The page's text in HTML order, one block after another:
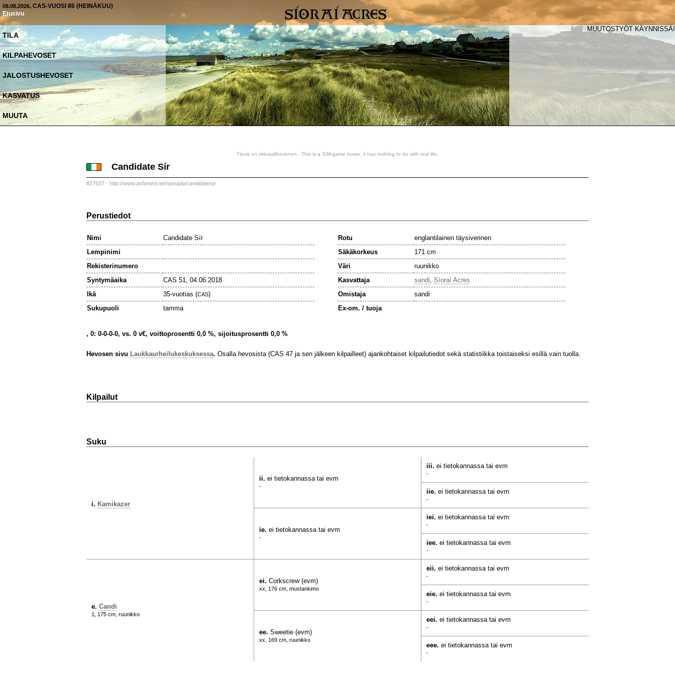
08.08.2026, CAS-VUOSI 86 (HEINÄKUU)
Etusivu
TILA
KILPAHEVOSET
JALOSTUSHEVOSET
KASVATUS
MUUTA
MUUTOSTYÖT KÄYNNISSÄ!
Tämä on virtuaalihevonen - This is a SIM-game horse, it has nothing to do with real life.
Candidate Sír
#27637 - http://www.anfarwol.net/siorai/p/candidatesir
Perustiedot
Nimi
Candidate Sír
Lempinimi
Rekisterinumero
Syntymäaika
CAS 51, 04.06.2018
Ikä
35-vuotias (CAS)
Sukupuoli
tamma
Rotu
englantilainen täysiverinen
Säkäkorkeus
171 cm
Väri
ruunikko
Kasvattaja
sandi, Síoraí Acres
Omistaja
sandi
Ex-om. / tuoja
, 0: 0-0-0-0, vs. 0 v€, voittoprosentti 0,0 %, sijoitusprosentti 0,0 %
Hevosen sivu Laukkaurheilukeskuksessa. Osalla hevosista (CAS 47 ja sen jälkeen kilpailleet) ajankohtaiset kilpailutiedot sekä statistiikka toistaiseksi esillä vain tuolla.
Kilpailut
Suku
i. Kamikazer
ii. ei tietokannassa tai evm
-
iii. ei tietokannassa tai evm
-
iie. ei tietokannassa tai evm
-
ie. ei tietokannassa tai evm
-
iei. ei tietokannassa tai evm
-
iee. ei tietokannassa tai evm
-
e. Candi
1, 175 cm, ruunikko
ei. Corkscrew (evm)
xx, 176 cm, mustankimo
eii. ei tietokannassa tai evm
-
eie. ei tietokannassa tai evm
-
ee. Sweetie (evm)
xx, 169 cm, ruunikko
eei. ei tietokannassa tai evm
-
eee. ei tietokannassa tai evm
-